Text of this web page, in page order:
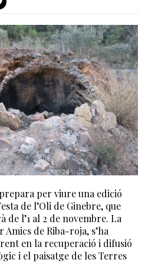
per viure una edició
de l’Oli de Ginebre, que
de l’1 al 2 de novembre. La
de Riba-roja, s’ha
en la recuperació i difusió
i el paisatge de les Terres